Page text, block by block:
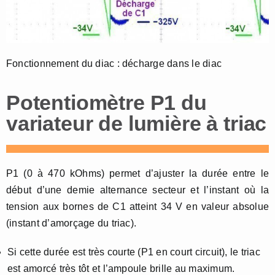
Fonctionnement du diac : décharge dans le diac
Potentiomètre P1 du
variateur de lumière à triac
P1 (0 à 470 kOhms) permet d’ajuster la durée entre le
début d’une demie alternance secteur et l’instant où la
tension aux bornes de C1 atteint 34 V en valeur absolue
(instant d’amorçage du triac).
Si cette durée est très courte (P1 en court circuit), le triac
est amorcé très tôt et l’ampoule brille au maximum.